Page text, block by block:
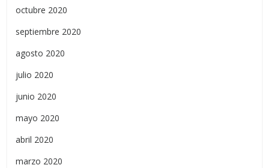
octubre 2020
septiembre 2020
agosto 2020
julio 2020
junio 2020
mayo 2020
abril 2020
marzo 2020